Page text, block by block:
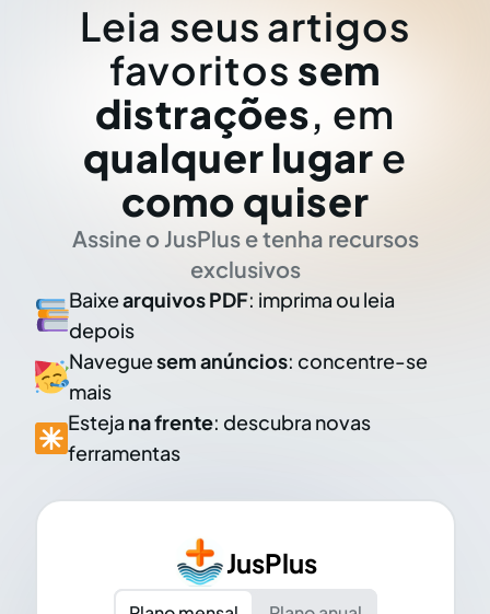
Leia seus artigos
favoritos sem
distrações, em
qualquer lugar e
como quiser
Assine o JusPlus e tenha recursos
exclusivos
Baixearquivos PDF: imprima ou leia
depois
Naveguesem anúncios: concentre-se
mais
Esteja na frente: descubra novas
ferramentas
JusPlus